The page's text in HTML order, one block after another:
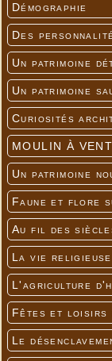
Démographie
Des
Un patrimoine
Un patrimoine
Curiosités
MOULIN À
Un patrimoine
Faune et flore
Au fil des
La vie religieuse
L'agriculture
Fêtes et loisirs
Le